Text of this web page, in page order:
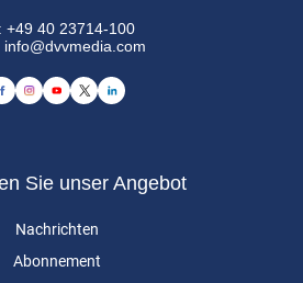
+49 40 23714-100
info@dvvmedia.com
Sie unser Angebot
Nachrichten
Abonnement